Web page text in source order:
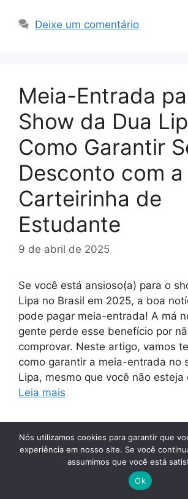
Deixe um comentário
Meia-Entrada
Show da Dua
Como Garantir
Desconto com a
Carteirinha de
Estudante
9 de abril de 2025
Se você está ansioso(a) para o
Lipa no Brasil em 2025, a boa
pode pagar meia-entrada! A má
gente perde esse benefício por
comprovar. Neste artigo, vamos
como garantir a meia-entrada no
Lipa, mesmo que você não
Leia mais
Nós utilizamos cookies para garantir que
experiência em nosso site. Se você
assumimos que você está
Ok